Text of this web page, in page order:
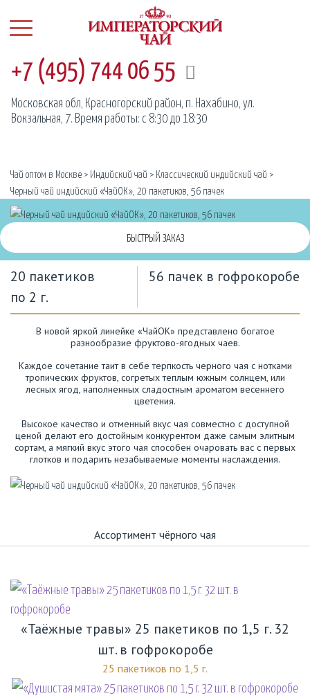
+7 (495) 744 06 55
Московская обл, Красногорский район, п. Нахабино, ул.
Вокзальная, 7. Время работы: с 8:30 до 18:30
Чай оптом в Москве>Индийский чай >Классический индийский чай >
Черный чай индийский «ЧайОК», 20 пакетиков, 56 пачек
БЫСТРЫЙ ЗАКАЗ
20 пакетиков
по 2 г.
56 пачек в гофрокоробе
В новой яркой линейке «ЧайОК» представлено богатое
разнообразие фруктово-ягодных чаев.
Каждое сочетание таит в себе терпкость черного чая с нотками
тропических фруктов, согретых теплым южным солнцем, или
лесных ягод, наполненных сладостным ароматом весеннего
цветения.
Высокое качество и отменный вкус чая совместно с доступной
ценой делают его достойным конкурентом даже самым элитным
сортам, а мягкий вкус этого чая способен очаровать вас с первых
глотков и подарить незабываемые моменты наслаждения.
Ассортимент чёрного чая
«Таёжные травы» 25 пакетиков по 1,5 г. 32
шт. в гофрокоробе
25 пакетиков по 1,5 г.